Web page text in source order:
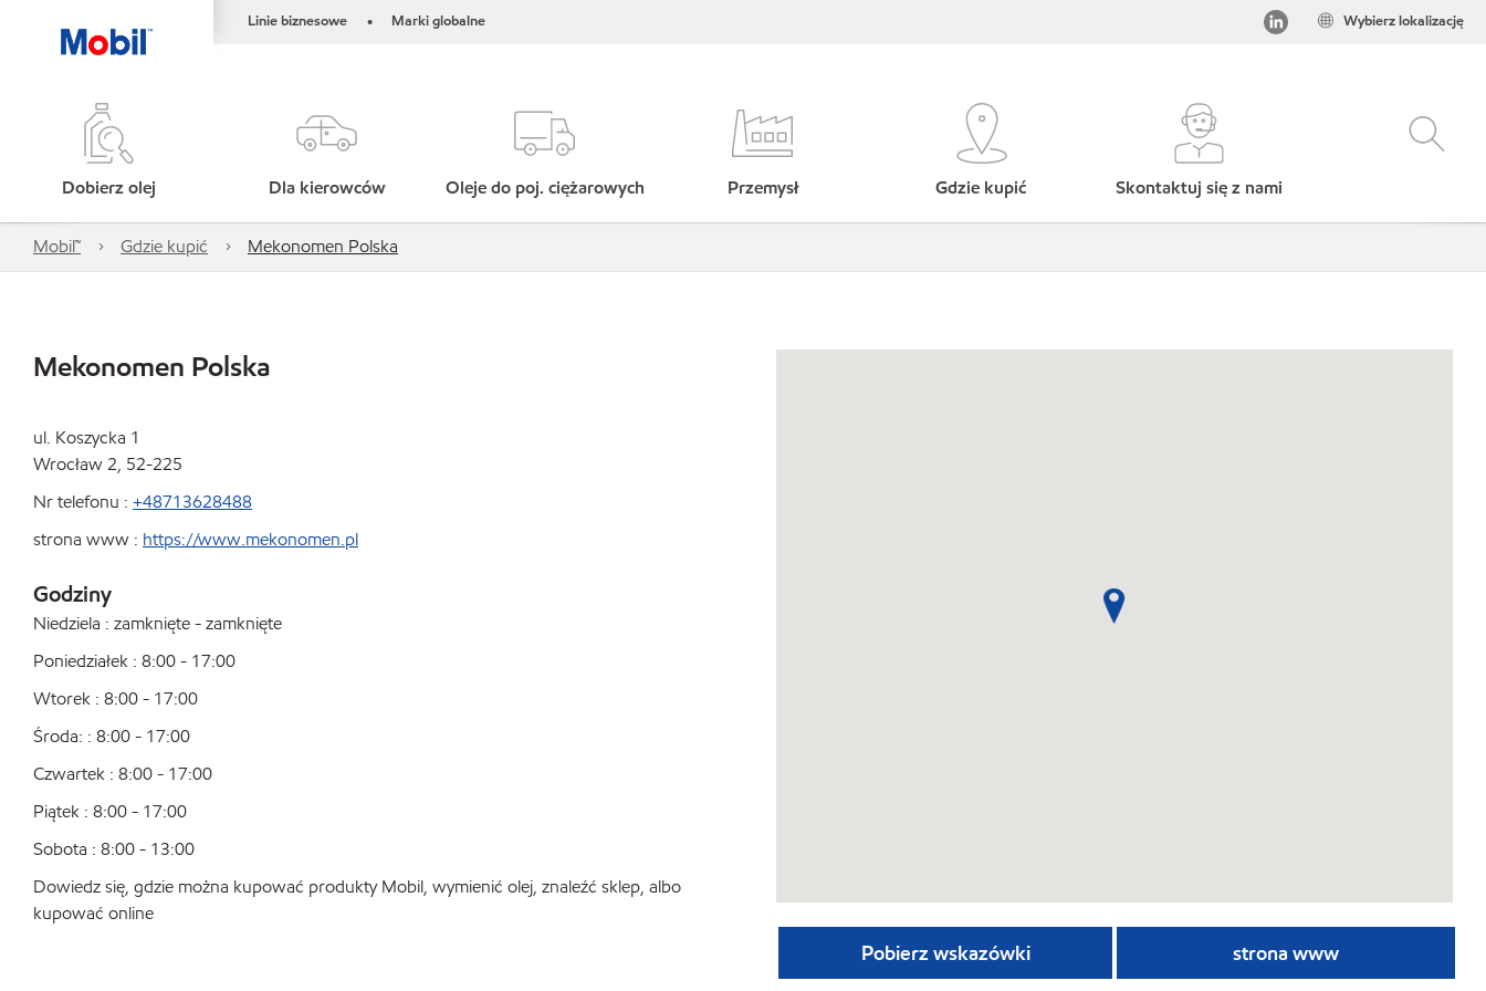
Linie biznesowe • Marki globalne Wybierz lokalizację
Dobierz olej Dla kierowców Oleje do poj. ciężarowych Przemysł Gdzie kupić Skontaktuj się z nami
Mobil™ Gdzie kupić Mekonomen Polska
Mekonomen Polska
ul. Koszycka 1
Wrocław 2, 52-225
Nr telefonu : +48713628488
strona www : https://www.mekonomen.pl
Godziny
Niedziela : zamknięte - zamknięte
Poniedziałek : 8:00 - 17:00
Wtorek : 8:00 - 17:00
Środa: : 8:00 - 17:00
Czwartek : 8:00 - 17:00
Piątek : 8:00 - 17:00
Sobota : 8:00 - 13:00
Dowiedz się, gdzie można kupować produkty Mobil, wymienić olej, znaleźć sklep, albo
kupować online
Pobierz wskazówki strona www